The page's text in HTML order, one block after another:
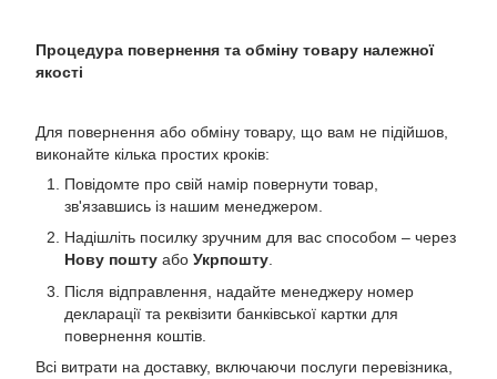
Процедура повернення та обміну товару належної
якості
Для повернення або обміну товару, що вам не підійшов,
виконайте кілька простих кроків:
Повідомте про свій намір повернути товар,
зв'язавшись із нашим менеджером.
Надішліть посилку зручним для вас способом – через
Нову пошту або Укрпошту.
Після відправлення, надайте менеджеру номер
декларації та реквізити банківської картки для
повернення коштів.
Всі витрати на доставку, включаючи послуги перевізника,